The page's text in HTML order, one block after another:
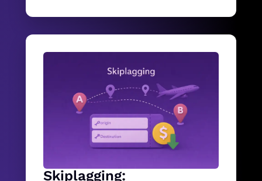
Skiplagging: